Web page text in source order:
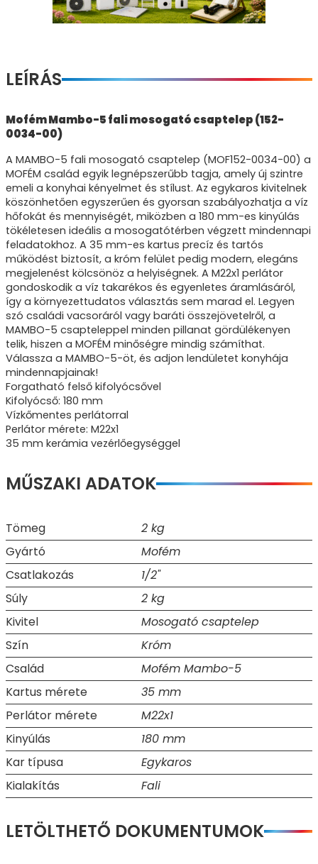
LEÍRÁS
Mofém Mambo-5 fali mosogató csaptelep (152-
0034-00)
A MAMBO-5 fali mosogató csaptelep (MOF152-0034-00) a
MOFÉM család egyik legnépszerűbb tagja, amely új szintre
emeli a konyhai kényelmet és stílust. Az egykaros kivitelnek
köszönhetően egyszerűen és gyorsan szabályozhatja a víz
hőfokát és mennyiségét, miközben a 180 mm-es kinyúlás
tökéletesen ideális a mosogatótérben végzett mindennapi
feladatokhoz. A 35 mm-es kartus precíz és tartós
működést biztosít, a króm felület pedig modern, elegáns
megjelenést kölcsönöz a helyiségnek. A M22x1 perlátor
gondoskodik a víz takarékos és egyenletes áramlásáról,
így a környezettudatos választás sem marad el. Legyen
szó családi vacsoráról vagy baráti összejövetelről, a
MAMBO-5 csapteleppel minden pillanat gördülékenyen
telik, hiszen a MOFÉM minőségre mindig számíthat.
Válassza a MAMBO-5-öt, és adjon lendületet konyhája
mindennapjainak!
Forgatható felső kifolyócsővel
Kifolyócső: 180 mm
Vízkőmentes perlátorral
Perlátor mérete: M22x1
35 mm kerámia vezérlőegységgel
MŰSZAKI ADATOK
Tömeg
2 kg
Gyártó
Mofém
Csatlakozás
1/2"
Súly
2 kg
Kivitel
Mosogató csaptelep
Szín
Króm
Család
Mofém Mambo-5
Kartus mérete
35 mm
Perlátor mérete
M22x1
Kinyúlás
180 mm
Kar típusa
Egykaros
Kialakítás
Fali
LETÖLTHETŐ DOKUMENTUMOK